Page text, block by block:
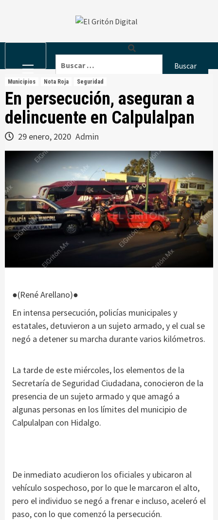
Menu
Municipios Nota Roja Seguridad
En persecución, aseguran a
delincuente en Calpulalpan
29 enero, 2020 Admin
●(René Arellano)●
En intensa persecución, policías municipales y
estatales, detuvieron a un sujeto armado, y el cual se
negó a detener su marcha durante varios kilómetros.
La tarde de este miércoles, los elementos de la
Secretaría de Seguridad Ciudadana, conocieron de la
presencia de un sujeto armado y que amagó a
algunas personas en los límites del municipio de
Calpulalpan con Hidalgo.
De inmediato acudieron los oficiales y ubicaron al
vehículo sospechoso, por lo que le marcaron el alto,
pero el individuo se negó a frenar e incluso, aceleró el
paso, con lo que comenzó la persecución.